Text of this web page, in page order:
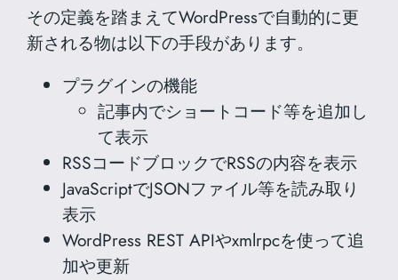
その定義を踏まえてWordPressで自動的に更
新される物は以下の手段があります。
プラグインの機能
記事内でショートコード等を追加し
て表示
RSSコードブロックでRSSの内容を表示
JavaScriptでJSONファイル等を読み取り
表示
WordPress REST APIやxmlrpcを使って追
加や更新